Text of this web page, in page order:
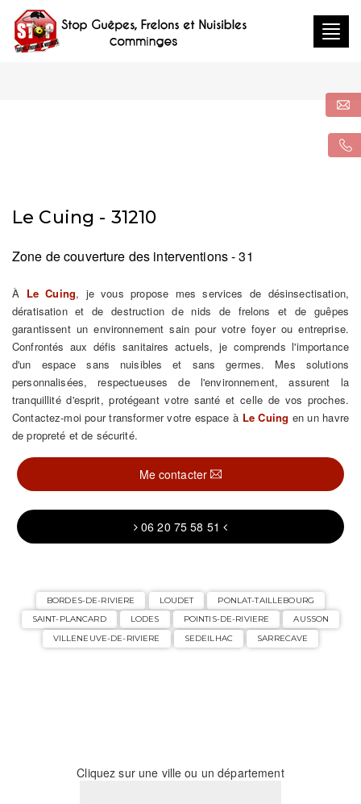
Le Cuing - 31210
Zone de couverture des interventions - 31
À Le Cuing, je vous propose mes services de désinsectisation,
dératisation et de destruction de nids de frelons et de guêpes
garantissent un environnement sain pour votre foyer ou entreprise.
Confrontés aux défis sanitaires actuels, je comprends l'importance
d'un espace sans nuisibles et sans germes. Mes solutions
personnalisées, respectueuses de l'environnement, assurent la
tranquillité d'esprit, protégeant votre santé et celle de vos proches.
Contactez-moi pour transformer votre espace à Le Cuing en un havre
de propreté et de sécurité.
Me contacter
06 20 75 58 51
BORDES-DE-RIVIERE LOUDET
PONLAT-TAILLEBOURG
SAINT-PLANCARD
LODES POINTIS-DE-RIVIERE
AUSSON
VILLENEUVE-DE-RIVIERE
SEDEILHAC SARRECAVE
Cliquez sur une ville ou un département